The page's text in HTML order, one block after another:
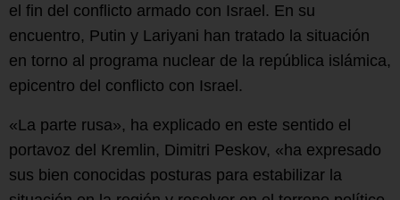
el fin del conflicto armado con Israel. En su
encuentro, Putin y Lariyani han tratado la situación
en torno al programa nuclear de la república islámica,
epicentro del conflicto con Israel.
«La parte rusa», ha explicado en este sentido el
portavoz del Kremlin, Dimitri Peskov, «ha expresado
sus bien conocidas posturas para estabilizar la